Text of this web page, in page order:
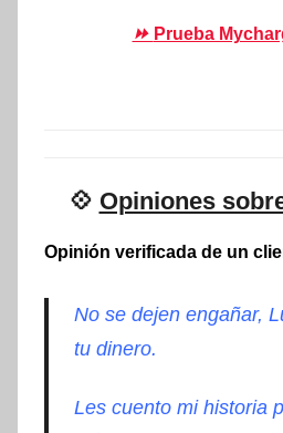
⏩ Prueba
💠 Opiniones
Opinión verificada de un
No se dejen engañar,
tu dinero.
Les cuento mi historia